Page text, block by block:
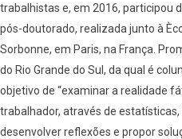
trabalhistas e, em 2016, participou
pós-doutorado, realizada junto à
Sorbonne, em Paris, na França.
do Rio Grande do Sul, da qual é
objetivo de “examinar a realidade
trabalhador, através de
desenvolver reflexões e propor